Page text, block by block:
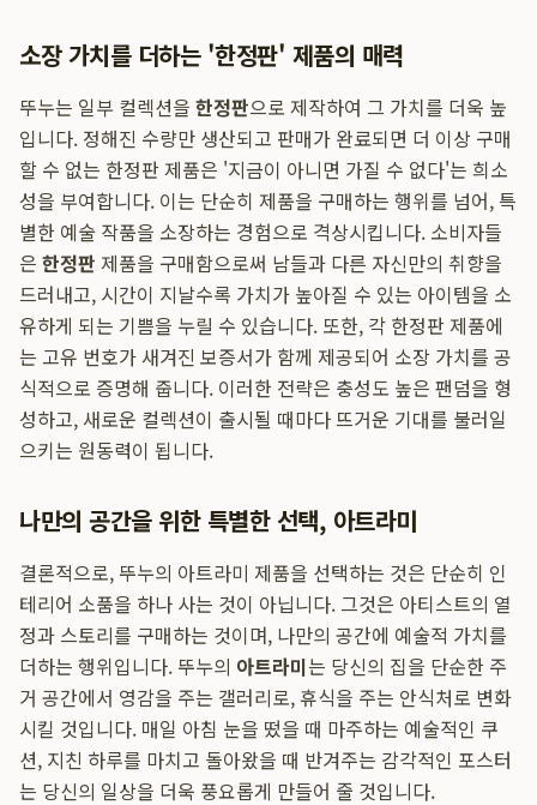
소장 가치를 더하는 '한정판' 제품의 매력
뚜누는 일부 컬렉션을 한정판으로 제작하여 그 가치를 더욱 높
입니다. 정해진 수량만 생산되고 판매가 완료되면 더 이상 구매
할 수 없는 한정판 제품은 '지금이 아니면 가질 수 없다'는 희소
성을 부여합니다. 이는 단순히 제품을 구매하는 행위를 넘어, 특
별한 예술 작품을 소장하는 경험으로 격상시킵니다. 소비자들
은 한정판 제품을 구매함으로써 남들과 다른 자신만의 취향을
드러내고, 시간이 지날수록 가치가 높아질 수 있는 아이템을 소
유하게 되는 기쁨을 누릴 수 있습니다. 또한, 각 한정판 제품에
는 고유 번호가 새겨진 보증서가 함께 제공되어 소장 가치를 공
식적으로 증명해 줍니다. 이러한 전략은 충성도 높은 팬덤을 형
성하고, 새로운 컬렉션이 출시될 때마다 뜨거운 기대를 불러일
으키는 원동력이 됩니다.
나만의 공간을 위한 특별한 선택, 아트라미
결론적으로, 뚜누의 아트라미 제품을 선택하는 것은 단순히 인
테리어 소품을 하나 사는 것이 아닙니다. 그것은 아티스트의 열
정과 스토리를 구매하는 것이며, 나만의 공간에 예술적 가치를
더하는 행위입니다. 뚜누의 아트라미는 당신의 집을 단순한 주
거 공간에서 영감을 주는 갤러리로, 휴식을 주는 안식처로 변화
시킬 것입니다. 매일 아침 눈을 떴을 때 마주하는 예술적인 쿠
션, 지친 하루를 마치고 돌아왔을 때 반겨주는 감각적인 포스터
는 당신의 일상을 더욱 풍요롭게 만들어 줄 것입니다.